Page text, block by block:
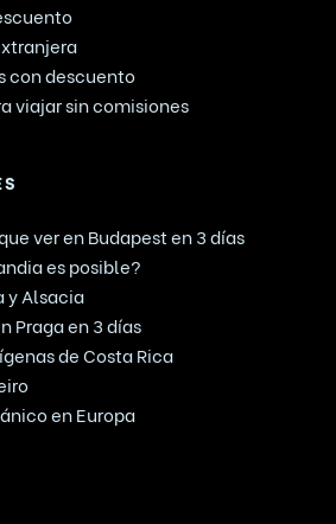
con descuento
viajar sin comisiones
ver en Budapest en 3 días
es posible?
y Alsacia
Praga en 3 días
de Costa Rica
en Europa